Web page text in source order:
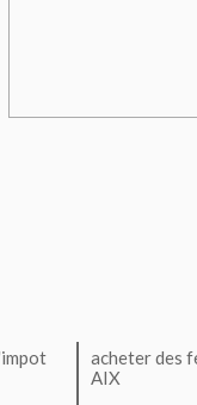
acheter des
AIX